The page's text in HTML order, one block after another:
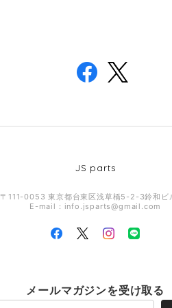
JS parts
〒111-0053 東京都台東区浅草橋5-2-3鈴和ビ
E-mail： info.jsparts@gmail.com
メールマガジンを受け取る